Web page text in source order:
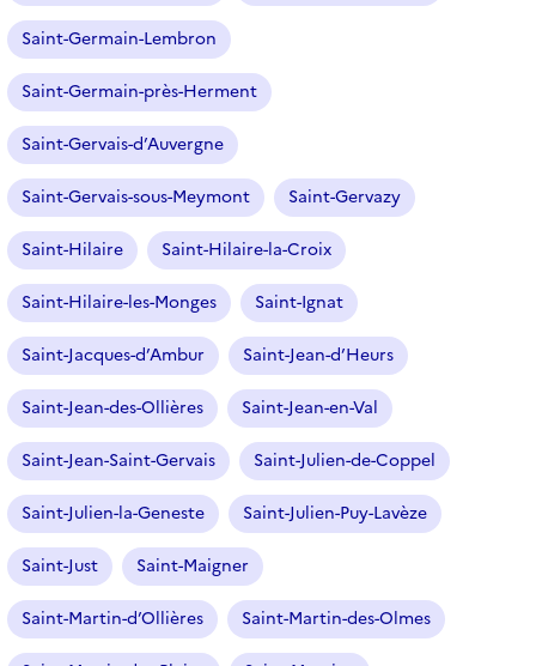
Saint-Germain-Lembron
Saint-Germain-près-Herment
Saint-Gervais-d’Auvergne
Saint-Gervais-sous-Meymont Saint-Gervazy
Saint-Hilaire Saint-Hilaire-la-Croix
Saint-Hilaire-les-Monges Saint-Ignat
Saint-Jacques-d’Ambur Saint-Jean-d’Heurs
Saint-Jean-des-Ollières Saint-Jean-en-Val
Saint-Jean-Saint-Gervais Saint-Julien-de-Coppel
Saint-Julien-la-Geneste Saint-Julien-Puy-Lavèze
Saint-Just Saint-Maigner
Saint-Martin-d’Ollières Saint-Martin-des-Olmes